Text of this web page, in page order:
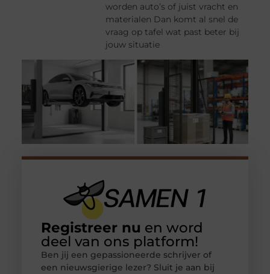
worden auto’s of juist vracht en
materialen Dan komt al snel de
vraag op tafel wat past beter bij
jouw situatie
Registreer nu en word
deel van ons platform!
Ben jij een gepassioneerde schrijver of
een nieuwsgierige lezer? Sluit je aan bij